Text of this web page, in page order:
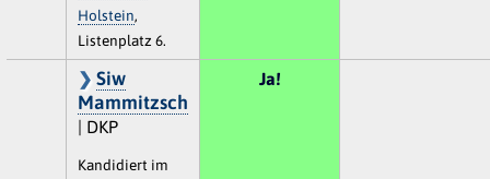
Holstein,
Listenplatz 6.
Siw
Mammitzsch
| DKP
Kandidiert im
Ja!